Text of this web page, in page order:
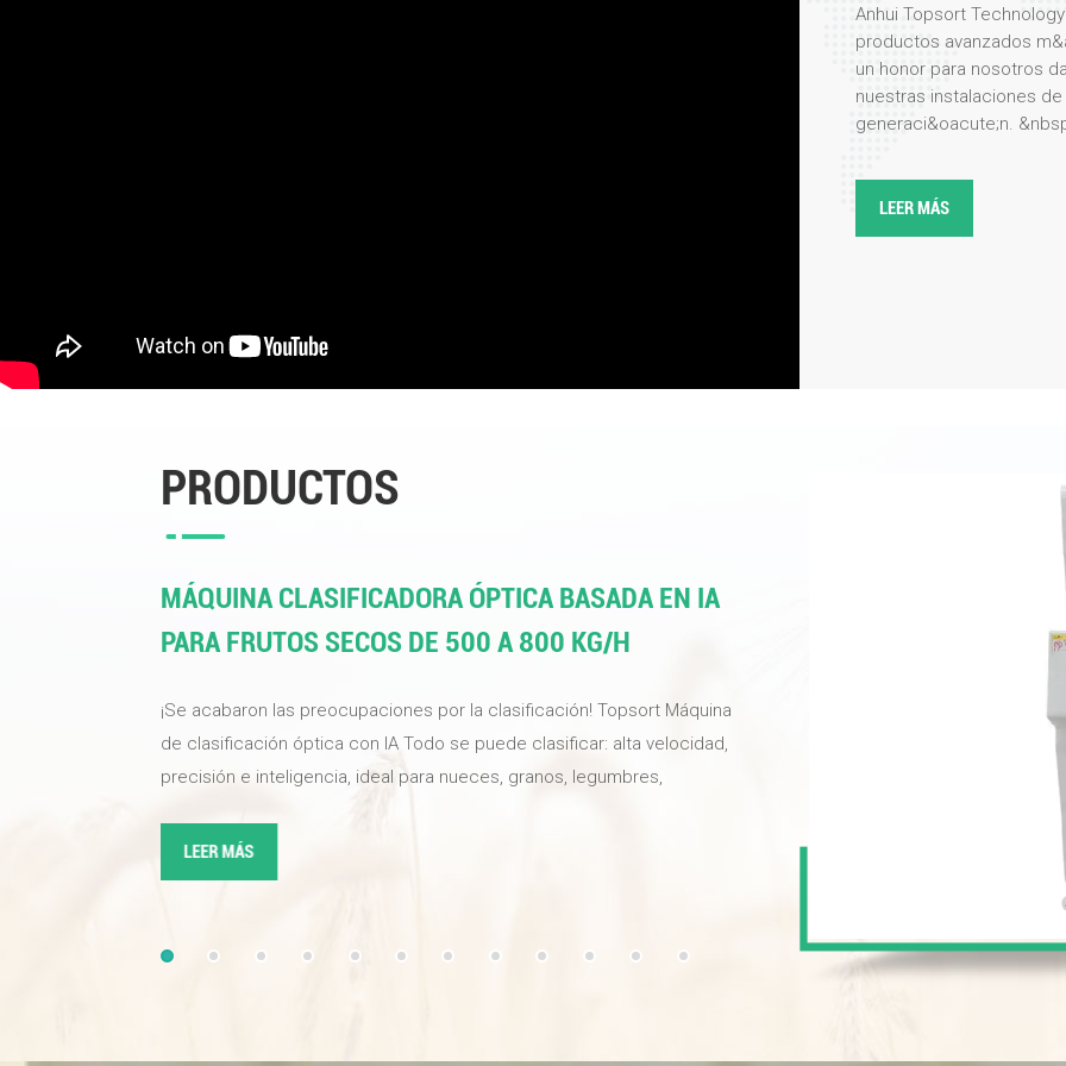
Anhui Topsort
productos avanzados
un honor para nosotros
nuestras instalaciones
generaci&oacute;n.
de primera mano los
producci&oacute;n de
clasificador de colores,
diversas industrias,
reciclaje. Los clientes
clasificaci&oacute;n por
nuestra f&aacute;brica y
incre&iacute;ble
velocidad de nuestras
LEER MÁS
PRODUCTOS
MÁQUINA CLASIFICADORA ÓPTICA BASADA EN IA
PARA FRUTOS SECOS DE 500 A 800 KG/H
¡Se acabaron las preocupaciones por la clasificación! Topsort Máquina
de clasificación óptica con IA Todo se puede clasificar: alta velocidad,
precisión e inteligencia, ideal para nueces, granos, legumbres,
de su producto, optimiza la eficiencia de la clasificación y proporciona
nueces de alta calidad para su negocio. Equipada con cámaras
LEER MÁS